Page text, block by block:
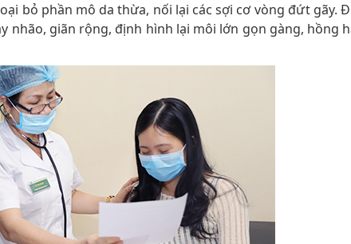
bỏ phần mô da thừa, nối lại các sợi cơ vòng đứt gãy.
nhão, giãn rộng, định hình lại môi lớn gọn gàng, hồng